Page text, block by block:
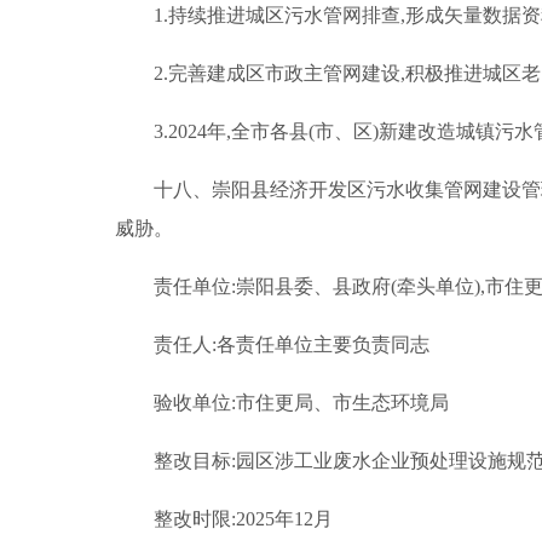
1.持续推进城区污水管网排查,形成矢量数据
2.完善建成区市政主管网建设,积极推进城区
3.2024年,全市各县(市、区)新建改造城镇污水
十八、崇阳县经济开发区污水收集管网建设
威胁。
责任单位:崇阳县委、县政府(牵头单位),市住
责任人:各责任单位主要负责同志
验收单位:市住更局、市生态环境局
整改目标:园区涉工业废水企业预处理设施规
整改时限:2025年12月